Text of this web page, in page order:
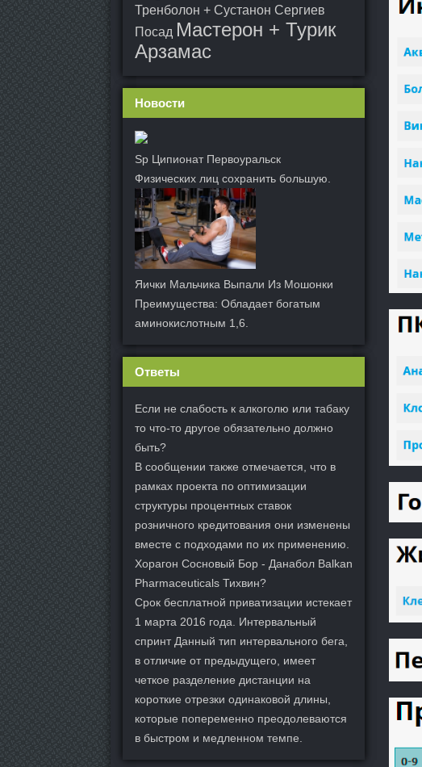
Тренболон + Сустанон Сергиев
Посад Мастерон + Турик
Арзамас
Новости
Sp Ципионат Первоуральск
Физических лиц сохранить большую.
Яички Мальчика Выпали Из Мошонки
Преимущества: Обладает богатым
аминокислотным 1,6.
Ответы
Если не слабость к алкоголю или табаку
то что-то другое обязательно должно
быть?
В сообщении также отмечается, что в
рамках проекта по оптимизации
структуры процентных ставок
розничного кредитования они изменены
вместе с подходами по их применению.
Хорагон Сосновый Бор - Данабол Balkan
Pharmaceuticals Тихвин?
Срок бесплатной приватизации истекает
1 марта 2016 года. Интервальный
спринт Данный тип интервального бега,
в отличие от предыдущего, имеет
четкое разделение дистанции на
короткие отрезки одинаковой длины,
которые попеременно преодолеваются
в быстром и медленном темпе.